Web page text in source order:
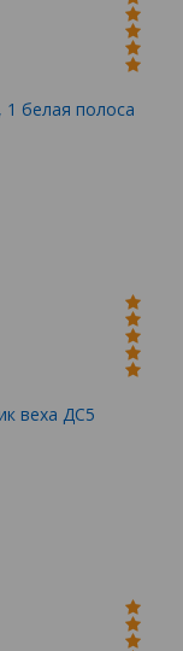
белая полоса
веха ДС5